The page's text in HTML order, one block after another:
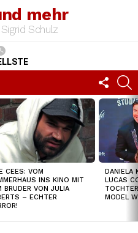
mehr
Schulz
US
CEES: VOM
INS KINO MIT
BRUDER VON JULIA
– ECHTER
DANIELA
LUCAS
MODEL